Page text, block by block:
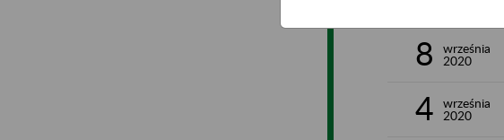
8
września
2020
4
września
2020